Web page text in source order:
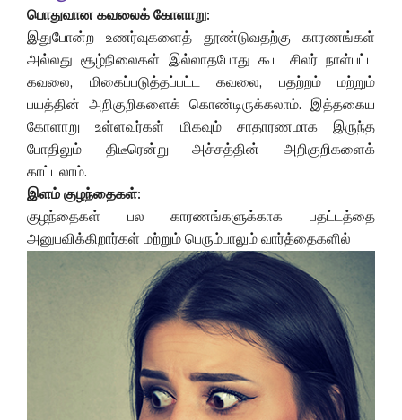
பொதுவான கவலைக் கோளாறு:
இதுபோன்ற உணர்வுகளைத் தூண்டுவதற்கு காரணங்கள்
அல்லது சூழ்நிலைகள் இல்லாதபோது கூட சிலர் நாள்பட்ட
கவலை, மிகைப்படுத்தப்பட்ட கவலை, பதற்றம் மற்றும்
பயத்தின் அறிகுறிகளைக் கொண்டிருக்கலாம். இத்தகைய
கோளாறு உள்ளவர்கள் மிகவும் சாதாரணமாக இருந்த
போதிலும் திடீரென்று அச்சத்தின் அறிகுறிகளைக்
காட்டலாம்.
இளம் குழந்தைகள்:
குழந்தைகள் பல காரணங்களுக்காக பதட்டத்தை
அனுபவிக்கிறார்கள் மற்றும் பெரும்பாலும் வார்த்தைகளில்